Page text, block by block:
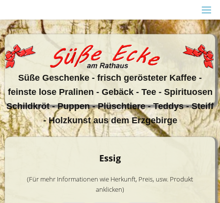
springen
Süße Geschenke - frisch gerösteter Kaffee -
feinste lose Pralinen - Gebäck - Tee - Spirituosen
Schildkröt - Puppen - Plüschtiere - Teddys - Steiff
- Holzkunst aus dem Erzgebirge
Essig
(Für mehr Informationen wie Herkunft, Preis, usw. Produkt
anklicken)